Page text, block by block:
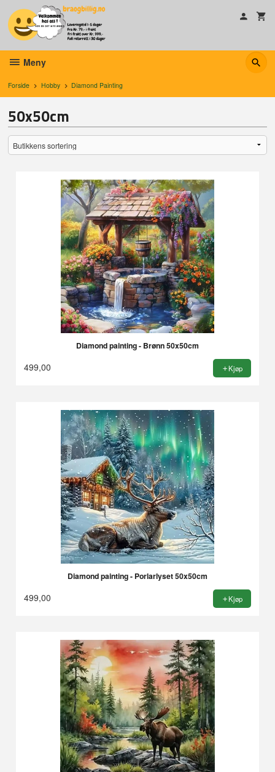
innholdet
Meny
Forside Hobby Diamond Painting
50x50cm
Diamond painting - Brønn 50x50cm
499,00 Kjøp
Diamond painting - Porlarlyset 50x50cm
499,00 Kjøp